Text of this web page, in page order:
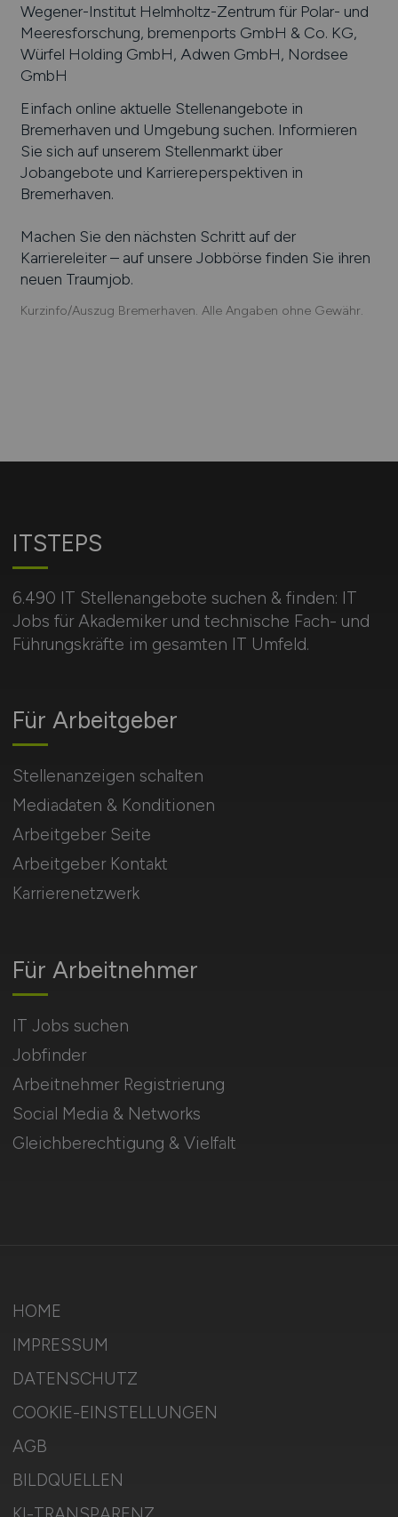
Wegener-Institut Helmholtz-Zentrum für Polar- und
Meeresforschung, bremenports GmbH & Co. KG,
Würfel Holding GmbH, Adwen GmbH, Nordsee
GmbH
Einfach online aktuelle Stellenangebote in
Bremerhaven und Umgebung suchen. Informieren
Sie sich auf unserem Stellenmarkt über
Jobangebote und Karriereperspektiven in
Bremerhaven.
Machen Sie den nächsten Schritt auf der
Karriereleiter – auf unsere Jobbörse finden Sie ihren
neuen Traumjob.
Kurzinfo/Auszug Bremerhaven. Alle Angaben ohne Gewähr.
ITSTEPS
6.490 IT Stellenangebote suchen & finden: IT
Jobs für Akademiker und technische Fach- und
Führungskräfte im gesamten IT Umfeld.
Für Arbeitnehmer
IT Jobs suchen
Jobfinder
Arbeitnehmer Registrierung
Social Media & Networks
Gleichberechtigung & Vielfalt
Für Arbeitgeber
Stellenanzeigen schalten
Mediadaten & Konditionen
Arbeitgeber Seite
Arbeitgeber Kontakt
Karrierenetzwerk
HOME
IMPRESSUM
DATENSCHUTZ
COOKIE-EINSTELLUNGEN
AGB
BILDQUELLEN